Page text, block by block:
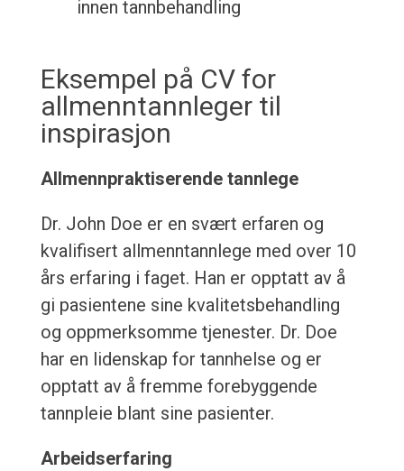
innen tannbehandling
Eksempel på CV for
allmenntannleger til
inspirasjon
Allmennpraktiserende tannlege
Dr. John Doe er en svært erfaren og
kvalifisert allmenntannlege med over 10
års erfaring i faget. Han er opptatt av å
gi pasientene sine kvalitetsbehandling
og oppmerksomme tjenester. Dr. Doe
har en lidenskap for tannhelse og er
opptatt av å fremme forebyggende
tannpleie blant sine pasienter.
Arbeidserfaring